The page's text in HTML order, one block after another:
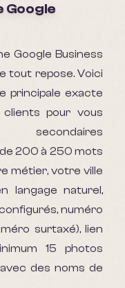
Google
Google Business
tout repose. Voici
principale exacte
pour vous
200 à 250 mots
métier, votre ville
langage naturel,
numéro
surtaxé), lien
15 photos
des noms de